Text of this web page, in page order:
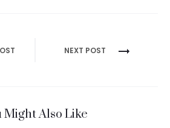
NEXT POST
Might Also Like